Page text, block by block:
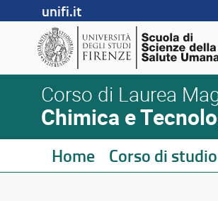
unifi.it
Corso di Laurea
Chimica e
Home Corso di studio